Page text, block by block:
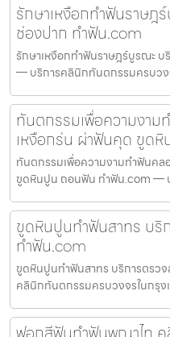
รักษาเหงือกทำฟันราษ
ช่องปาก ทำฟัน.com
รักษาเหงือกทำฟันราษฎร์บูรณะ
— บริการคลินิกทันตกรรมครบว
ทันตกรรมเพื่อความงาม
เหงือกร่น ผ่าฟันคุด ขูด
ทันตกรรมเพื่อความงามทำฟันคล
ขูดหินปูน ถอนฟัน ทำฟัน.com —
ขูดหินปูนทำฟันสาทร บริ
ทำฟัน.com
ขูดหินปูนทำฟันสาทร บริการตรว
คลินิกทันตกรรมครบวงจรในกรุ